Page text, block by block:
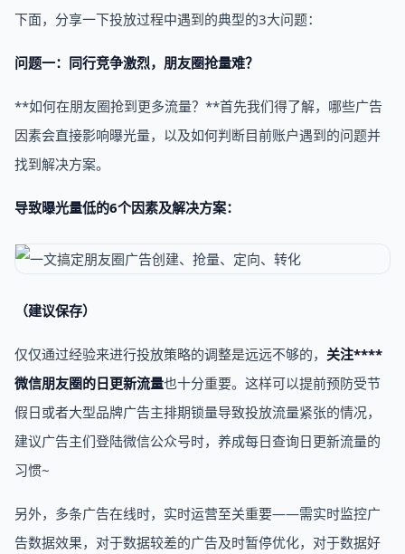
下面，分享一下投放过程中遇到的典型的3大问题：
问题一：同行竞争激烈，朋友圈抢量难？
**如何在朋友圈抢到更多流量？**首先我们得了解，哪些广告
因素会直接影响曝光量，以及如何判断目前账户遇到的问题并
找到解决方案。
导致曝光量低的6个因素及解决方案：
（建议保存）
仅仅通过经验来进行投放策略的调整是远远不够的， 关注****
微信朋友圈的日更新流量也十分重要。这样可以提前预防受节
假日或者大型品牌广告主排期锁量导致投放流量紧张的情况，
建议广告主们登陆微信公众号时，养成每日查询日更新流量的
习惯~
另外，多条广告在线时，实时运营至关重要——需实时监控广
告数据效果，对于数据较差的广告及时暂停优化，对于数据好